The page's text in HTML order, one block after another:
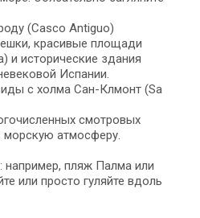
(Casco Antiguo)
красивые площади
и исторические здания
Испании.
с холма Сан-Клмонт (Sa
смотровых
морскую атмосферу.
например, пляж Палма или
или просто гуляйте вдоль